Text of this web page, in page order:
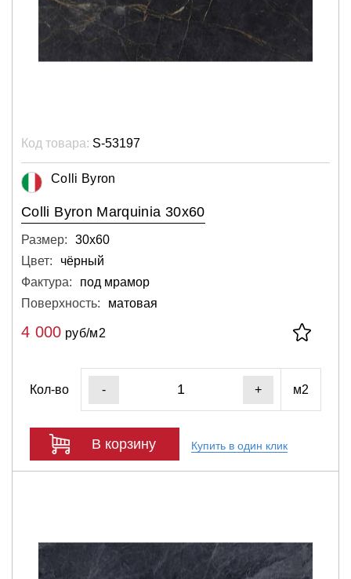
Код товара: S-53197
Colli Byron
Colli Byron Marquinia 30x60
Размер:
30х60
Цвет:
чёрный
Фактура:
под мрамор
Поверхность:
матовая
4 000 руб/м2
Кол-во - + м2
В корзину Купить в один клик